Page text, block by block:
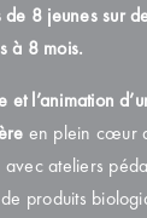
de 8 jeunes sur
à 8 mois.
et l’animation
en plein cœur
avec ateliers
produits